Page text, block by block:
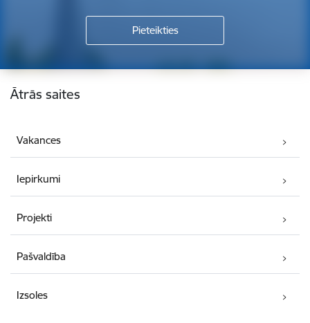
Kājene
Ātrās saites
Vakances
Iepirkumi
Projekti
Pašvaldība
Izsoles